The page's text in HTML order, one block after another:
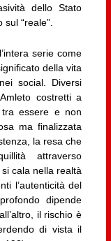
dello Stato
“reale”.
serie come
della vita
social. Diversi
costretti a
essere e non
ma finalizzata
la resa che
attraverso
cala nella realtà
l’autenticità del
dipende
il rischio è
di vista il